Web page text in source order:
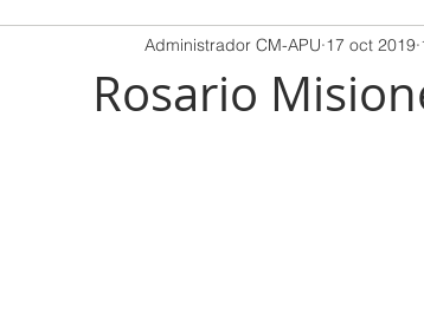
Rosario
Administrador CM-APU 17 oct 2019